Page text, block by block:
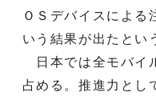
ＯＳデバイスによる
いう結果が出たとい
日本では全モバイ
占める。推進力とし